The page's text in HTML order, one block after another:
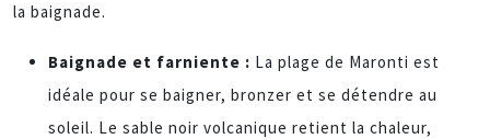
la baignade.
Baignade et farniente : La plage de Maronti est
idéale pour se baigner, bronzer et se détendre au
soleil. Le sable noir volcanique retient la chaleur,